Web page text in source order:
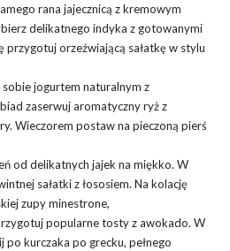
rana jajecznicą z kremowym
delikatnego indyka z gotowanymi
przygotuj orzeźwiającą sałatkę w stylu
sobie jogurtem naturalnym z
zaserwuj aromatyczny ryż z
Wieczorem postaw na pieczoną pierś
od delikatnych jajek na miękko. W
sałatki z łososiem. Na kolację
zupy minestrone,
popularne tosty z awokado. W
kurczaka po grecku, pełnego